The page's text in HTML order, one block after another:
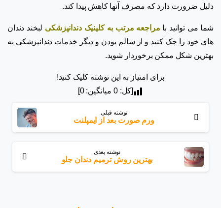
دلیل ضرورت دارد که مصرف آنها کاهش پیدا کند.
شما می توانید با مراجعه مرتب به کلینیک دندانپزشکی لبخند دندان
های خود را چک کنید و از سالم بودن و دیگر خدمات دندانپزشکی به
بهترین شکل ممکن برخوردار شوید.
برای امتیاز به این نوشته کلیک کنید!
[کل:0میانگین:0
]
بخوانید
نوشته قبلی
ورم صورت بعد از ایمپلنت
نوشته بعدی
بهترین روش ترمیم دندان جلو